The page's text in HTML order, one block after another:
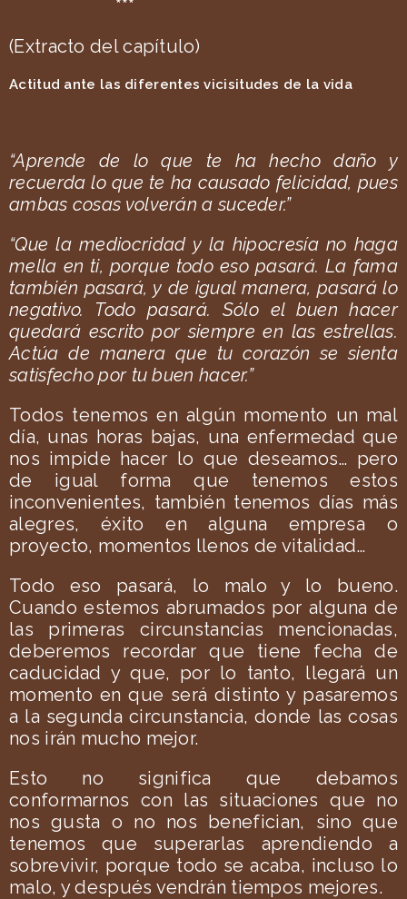
***
(Extracto del capítulo)
Actitud ante las diferentes vicisitudes de la vida
“Aprende de lo que te ha hecho daño y
recuerda lo que te ha causado felicidad, pues
ambas cosas volverán a suceder.”
“Que la mediocridad y la hipocresía no haga
mella en ti, porque todo eso pasará. La fama
también pasará, y de igual manera, pasará lo
negativo. Todo pasará. Sólo el buen hacer
quedará escrito por siempre en las estrellas.
Actúa de manera que tu corazón se sienta
satisfecho por tu buen hacer.”
Todos tenemos en algún momento un mal
día, unas horas bajas, una enfermedad que
nos impide hacer lo que deseamos… pero
de igual forma que tenemos estos
inconvenientes, también tenemos días más
alegres, éxito en alguna empresa o
proyecto, momentos llenos de vitalidad…
Todo eso pasará, lo malo y lo bueno.
Cuando estemos abrumados por alguna de
las primeras circunstancias mencionadas,
deberemos recordar que tiene fecha de
caducidad y que, por lo tanto, llegará un
momento en que será distinto y pasaremos
a la segunda circunstancia, donde las cosas
nos irán mucho mejor.
Esto no significa que debamos
conformarnos con las situaciones que no
nos gusta o no nos benefician, sino que
tenemos que superarlas aprendiendo a
sobrevivir, porque todo se acaba, incluso lo
malo, y después vendrán tiempos mejores.